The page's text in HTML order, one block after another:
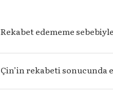
Rekabet edememe
Çin’in rekabeti sonucunda